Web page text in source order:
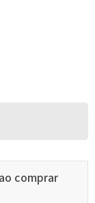
comprar